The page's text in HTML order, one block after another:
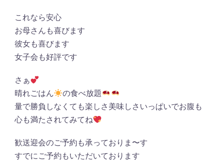
これなら安心
お母さんも喜びます
彼女も喜びます
女子会も好評です
さぁ
晴れごはん
の食べ放題
量で勝負しなくても楽しさ美味しさいっぱいでお腹も
心も満たされてみてね
歓送迎会のご予約も承っておりま〜す
すでにご予約もいただいております